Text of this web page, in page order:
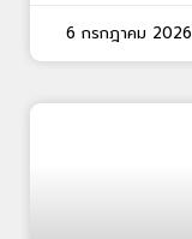
6 กรกฎาคม 2026